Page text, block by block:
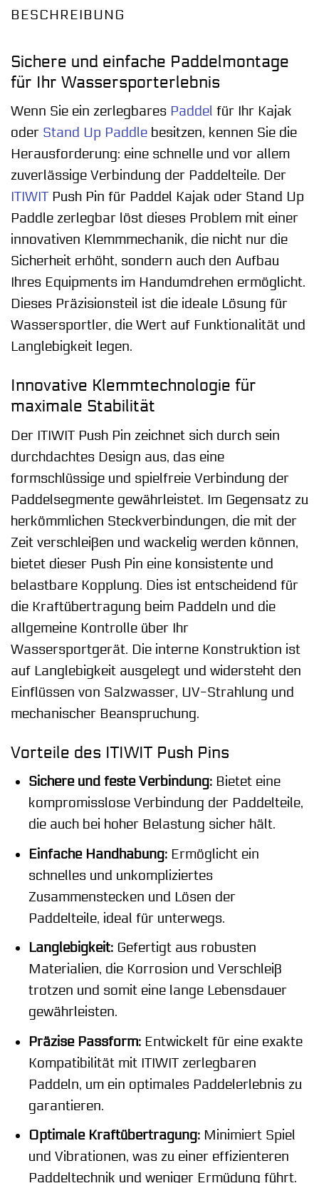
BESCHREIBUNG
Sichere und einfache Paddelmontage
für Ihr Wassersporterlebnis
Wenn Sie ein zerlegbares Paddel für Ihr Kajak
oder Stand Up Paddle besitzen, kennen Sie die
Herausforderung: eine schnelle und vor allem
zuverlässige Verbindung der Paddelteile. Der
ITIWIT Push Pin für Paddel Kajak oder Stand Up
Paddle zerlegbar löst dieses Problem mit einer
innovativen Klemmmechanik, die nicht nur die
Sicherheit erhöht, sondern auch den Aufbau
Ihres Equipments im Handumdrehen ermöglicht.
Dieses Präzisionsteil ist die ideale Lösung für
Wassersportler, die Wert auf Funktionalität und
Langlebigkeit legen.
Innovative Klemmtechnologie für
maximale Stabilität
Der ITIWIT Push Pin zeichnet sich durch sein
durchdachtes Design aus, das eine
formschlüssige und spielfreie Verbindung der
Paddelsegmente gewährleistet. Im Gegensatz zu
herkömmlichen Steckverbindungen, die mit der
Zeit verschleißen und wackelig werden können,
bietet dieser Push Pin eine konsistente und
belastbare Kopplung. Dies ist entscheidend für
die Kraftübertragung beim Paddeln und die
allgemeine Kontrolle über Ihr
Wassersportgerät. Die interne Konstruktion ist
auf Langlebigkeit ausgelegt und widersteht den
Einflüssen von Salzwasser, UV-Strahlung und
mechanischer Beanspruchung.
Vorteile des ITIWIT Push Pins
Sichere und feste Verbindung:Bietet eine
kompromisslose Verbindung der Paddelteile,
die auch bei hoher Belastung sicher hält.
Einfache Handhabung:Ermöglicht ein
schnelles und unkompliziertes
Zusammenstecken und Lösen der
Paddelteile, ideal für unterwegs.
Langlebigkeit:Gefertigt aus robusten
Materialien, die Korrosion und Verschleiß
trotzen und somit eine lange Lebensdauer
gewährleisten.
Präzise Passform:Entwickelt für eine exakte
Kompatibilität mit ITIWIT zerlegbaren
Paddeln, um ein optimales Paddelerlebnis zu
garantieren.
Optimale Kraftübertragung:Minimiert Spiel
und Vibrationen, was zu einer effizienteren
Paddeltechnik und weniger Ermüdung führt.